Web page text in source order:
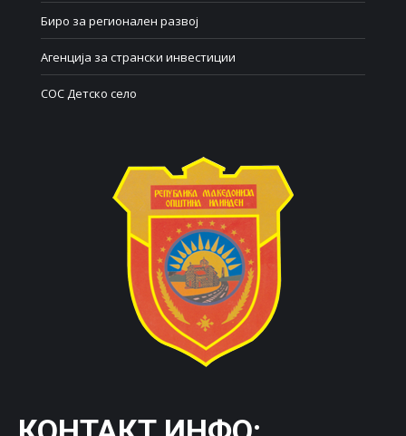
Биро за регионален развој
Агенција за странски инвестиции
СОС Детско село